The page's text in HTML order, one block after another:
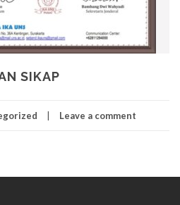
SIKAP
Leave a comment